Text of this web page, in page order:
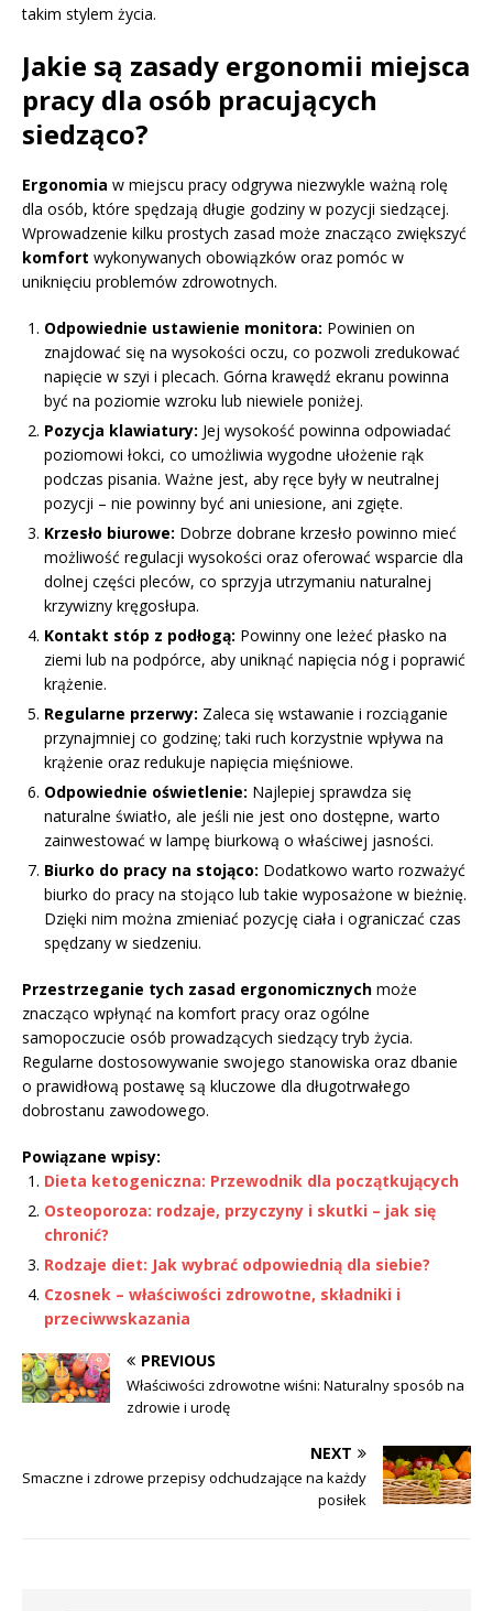
takim stylem życia.
Jakie są zasady ergonomii miejsca
pracy dla osób pracujących
siedząco?
Ergonomia w miejscu pracy odgrywa niezwykle ważną rolę
dla osób, które spędzają długie godziny w pozycji siedzącej.
Wprowadzenie kilku prostych zasad może znacząco zwiększyć
komfort wykonywanych obowiązków oraz pomóc w
uniknięciu problemów zdrowotnych.
Odpowiednie ustawienie monitora: Powinien on
znajdować się na wysokości oczu, co pozwoli zredukować
napięcie w szyi i plecach. Górna krawędź ekranu powinna
być na poziomie wzroku lub niewiele poniżej.
Pozycja klawiatury: Jej wysokość powinna odpowiadać
poziomowi łokci, co umożliwia wygodne ułożenie rąk
podczas pisania. Ważne jest, aby ręce były w neutralnej
pozycji – nie powinny być ani uniesione, ani zgięte.
Krzesło biurowe: Dobrze dobrane krzesło powinno mieć
możliwość regulacji wysokości oraz oferować wsparcie dla
dolnej części pleców, co sprzyja utrzymaniu naturalnej
krzywizny kręgosłupa.
Kontakt stóp z podłogą: Powinny one leżeć płasko na
ziemi lub na podpórce, aby uniknąć napięcia nóg i poprawić
krążenie.
Regularne przerwy: Zaleca się wstawanie i rozciąganie
przynajmniej co godzinę; taki ruch korzystnie wpływa na
krążenie oraz redukuje napięcia mięśniowe.
Odpowiednie oświetlenie: Najlepiej sprawdza się
naturalne światło, ale jeśli nie jest ono dostępne, warto
zainwestować w lampę biurkową o właściwej jasności.
Biurko do pracy na stojąco: Dodatkowo warto rozważyć
biurko do pracy na stojąco lub takie wyposażone w bieżnię.
Dzięki nim można zmieniać pozycję ciała i ograniczać czas
spędzany w siedzeniu.
Przestrzeganie tych zasad ergonomicznych może
znacząco wpłynąć na komfort pracy oraz ogólne
samopoczucie osób prowadzących siedzący tryb życia.
Regularne dostosowywanie swojego stanowiska oraz dbanie
o prawidłową postawę są kluczowe dla długotrwałego
dobrostanu zawodowego.
Powiązane wpisy:
Dieta ketogeniczna: Przewodnik dla początkujących
Osteoporoza: rodzaje, przyczyny i skutki – jak się
chronić?
Rodzaje diet: Jak wybrać odpowiednią dla siebie?
Czosnek – właściwości zdrowotne, składniki i
przeciwwskazania
PREVIOUS
Właściwości zdrowotne wiśni: Naturalny sposób na
zdrowie i urodę
NEXT
Smaczne i zdrowe przepisy odchudzające na każdy
posiłek